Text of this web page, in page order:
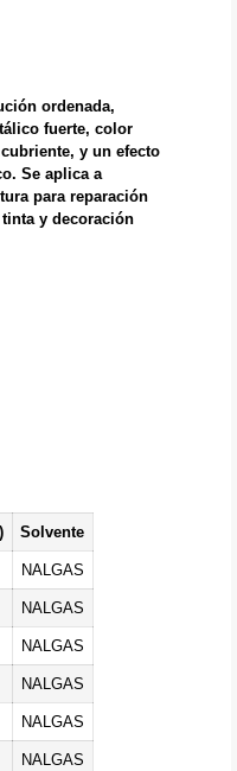
ordenada,
fuerte, color
y un efecto
Se aplica a
para reparación
y decoración
Solvente
NALGAS
NALGAS
NALGAS
NALGAS
NALGAS
NALGAS